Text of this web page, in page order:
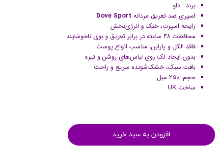
برند : داو
اسپری ضد تعریق مردانه Dove Sport
رایحه اسپرت، خنک و انرژی‌بخش
محافظت ۴۸ ساعته در برابر تعریق و بوی ناخوشایند
فاقد الکل و پارابن، مناسب انواع پوست
بدون ایجاد لک روی لباس‌های روشن و تیره
بافت سبک، خشک‌شونده سریع و راحت
حجم :250 میل
ساخت UK
افزودن به سبد خرید